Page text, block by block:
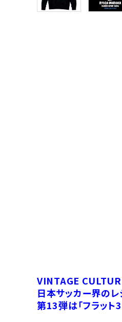
VINTAGE
日本サッカー界の
第13弾は「フラット